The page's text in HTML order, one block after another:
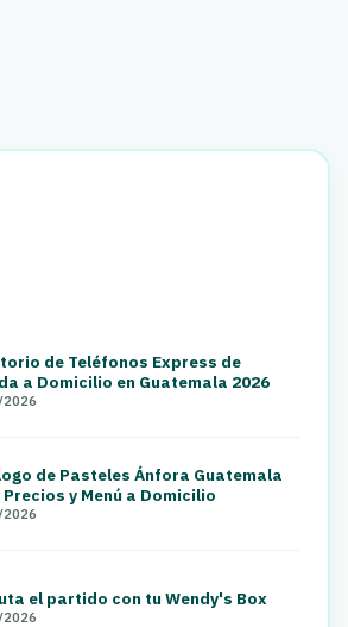
de Teléfonos Express de
a Domicilio en Guatemala 2026
de Pasteles Ánfora Guatemala
Precios y Menú a Domicilio
el partido con tu Wendy's Box